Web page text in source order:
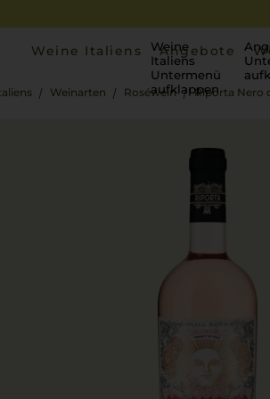
Weine Italiens
Weine
Italiens
Untermenü
aufklappen
Angebote
Weinarten Roséwein Riporta Nero